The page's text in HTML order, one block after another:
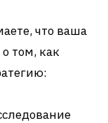
что ваша
том, как